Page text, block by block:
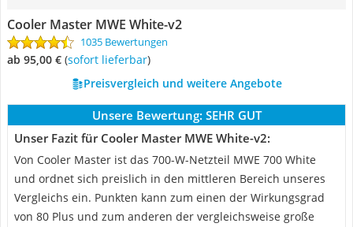
Cooler Master MWE White-v2
1035 Bewertungen
ab 95,00 € ( Sofort lieferbar)
Preisvergleich und weitere Angebote
Unsere Bewertung: SEHR GUT
Unser Fazit für Cooler Master MWE White-v2:
Von Cooler Master ist das 700-W-Netzteil MWE 700 White
und ordnet sich preislich in den mittleren Bereich unseres
Vergleichs ein. Punkten kann zum einen der Wirkungsgrad
von 80 Plus und zum anderen der vergleichsweise große